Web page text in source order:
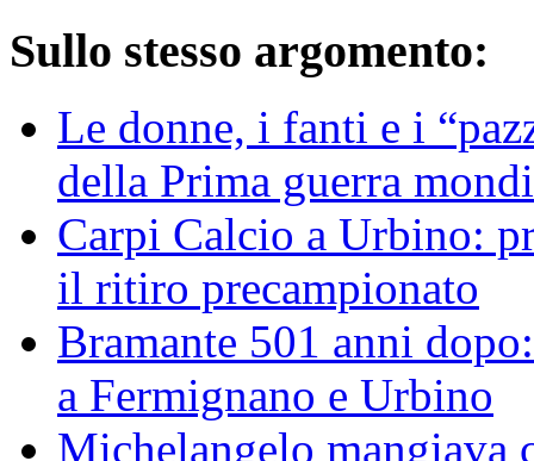
Sullo stesso argomento:
Le donne, i fanti e i
della Prima guerra
Carpi Calcio a Urbino:
il ritiro precampionato
Bramante 501 anni
a Fermignano e Urbino
Michelangelo mangiava